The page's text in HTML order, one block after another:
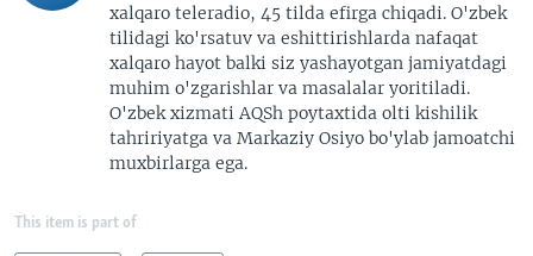
xalqaro teleradio, 45 tilda efirga chiqadi. O'zbek
tilidagi ko'rsatuv va eshittirishlarda nafaqat
xalqaro hayot balki siz yashayotgan jamiyatdagi
muhim o'zgarishlar va masalalar yoritiladi.
O'zbek xizmati AQSh poytaxtida olti kishilik
tahririyatga va Markaziy Osiyo bo'ylab jamoatchi
muxbirlarga ega.
This item is part of